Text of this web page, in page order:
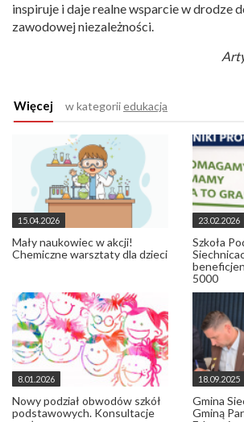
inspiruje i daje realne wsparcie w drodze
zawodowej niezależności.
Więcej w kategoriiedukacja
15.04.2026
Mały naukowiec w akcji!
Chemiczne warsztaty dla dzieci
23.02.2026
Szkoła
5000
8.01.2026
Nowy podział obwodów szkół
podstawowych. Konsultacje
18.09.2025
Gmina
Gminą